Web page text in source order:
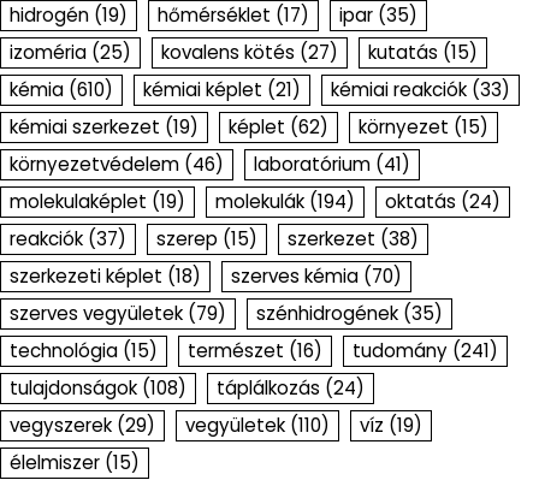
hidrogén (19) hőmérséklet (17) ipar (35)
izoméria (25) kovalens kötés (27) kutatás (15)
kémia (610) kémiai képlet (21) kémiai reakciók (33)
kémiai szerkezet (19) képlet (62) környezet (15)
környezetvédelem (46) laboratórium (41)
molekulaképlet (19) molekulák (194) oktatás (24)
reakciók (37) szerep (15) szerkezet (38)
szerkezeti képlet (18) szerves kémia (70)
szerves vegyületek (79) szénhidrogének (35)
technológia (15) természet (16) tudomány (241)
tulajdonságok (108) táplálkozás (24)
vegyszerek (29) vegyületek (110) víz (19)
élelmiszer (15)